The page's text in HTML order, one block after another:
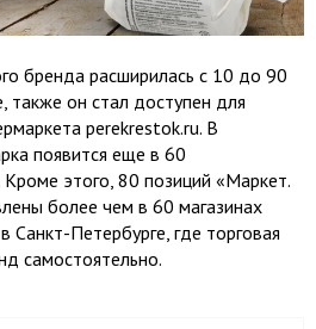
бренда расширилась с 10 до 90
также он стал доступен для
perekrestok.ru. В
появится еще в 60
этого, 80 позиций «Маркет.
более чем в 60 магазинах
Санкт-Петербурге, где торговая
самостоятельно.